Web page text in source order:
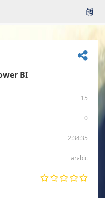
BI
15
0
2:34:35
arabic